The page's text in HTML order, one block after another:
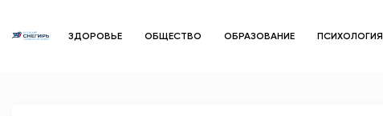
ЗДОРОВЬЕ ОБЩЕСТВО ОБРАЗОВАНИЕ ПСИХОЛОГИЯ